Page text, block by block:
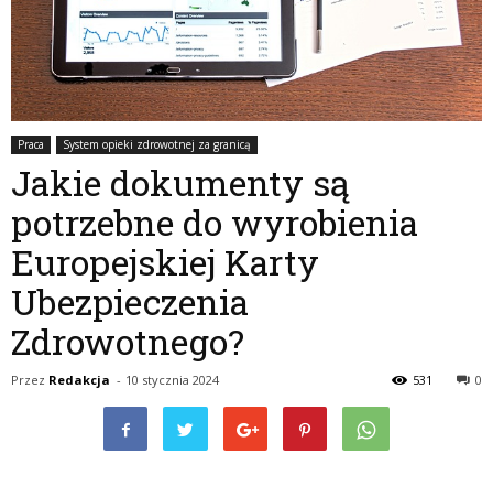
Praca System opieki zdrowotnej za granicą
Jakie dokumenty są
potrzebne do wyrobienia
Europejskiej Karty
Ubezpieczenia
Zdrowotnego?
Przez Redakcja - 10 stycznia 2024 0
531